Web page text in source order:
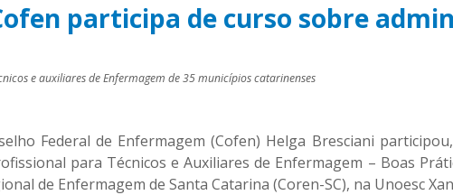
participa de curso sobre
e auxiliares de Enfermagem de 35 municípios catarinenses
Federal de Enfermagem (Cofen) Helga Bresciani
para Técnicos e Auxiliares de Enfermagem – Boas
de Enfermagem de Santa Catarina (Coren-SC), na Unoesc